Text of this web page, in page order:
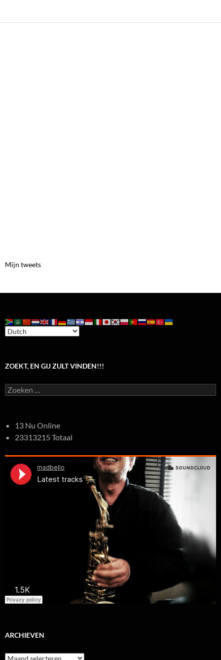
Mijn tweets
ZOEKT, EN GIJ ZULT VINDEN!!!
Zoeken
naar:
13 Nu Online
23313215 Totaal
ARCHIEVEN
Archieven